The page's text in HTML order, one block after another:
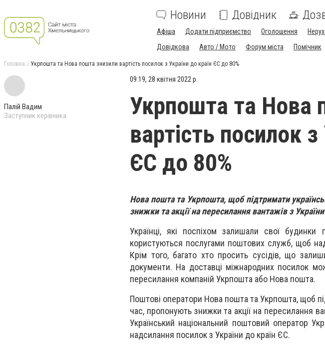
Новини Довідник
Афіша Додати підприємство Оголошення
Довідкова
Авто / Мото Форум міста Помічник
Головна Укрпошта та Нова пошта знизили вартість посилок з України до країн ЄС до 80%
Палій Вадим
Заступник керівника
09:19, 28 квітня 2022 р.
Укрпошта та Нова
вартість посилок
ЄС до 80%
Нова пошта та Укрпошта, щоб підтримати
знижки та акції на пересилання вантажів з
Українці, які поспіхом залишали свої
користуються послугами поштових служб, щоб
Крім того, багато хто просить сусідів, що
документи. На доставці міжнародних посилок
пересилання компаній Укрпошта або Нова пошта.
Поштові оператори Нова пошта та Укрпошта, щоб
час, пропонують знижки та акції на пересилання
Український національний поштовий оператор
надсилання посилок з України до країн ЄС.